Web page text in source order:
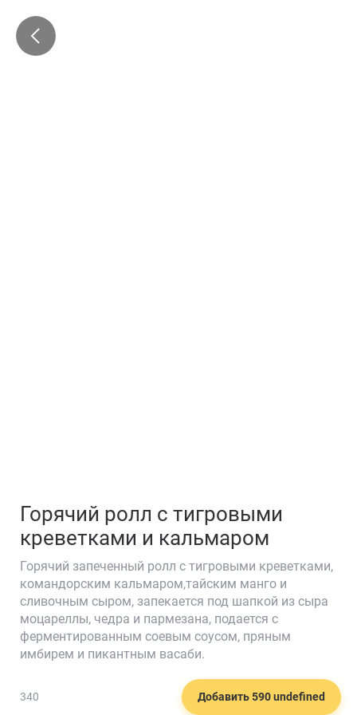
🍣
Горячий ролл с тигровыми
креветками и кальмаром
Горячий запеченный ролл с тигровыми креветками,
командорским кальмаром,тайским манго и
сливочным сыром, запекается под шапкой из сыра
моцареллы, чедра и пармезана, подается с
ферментированным соевым соусом, пряным
имбирем и пикантным васаби.
340 Добавить 590 undefined